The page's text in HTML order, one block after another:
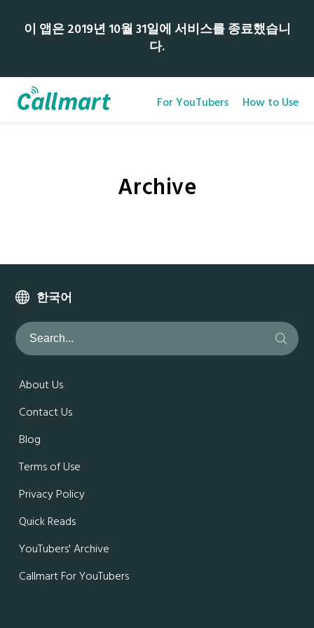
이 앱은 2019년 10월 31일에 서비스를 종료했습니
다.
For YouTubers How to Use
Archive
한국어
About Us
Contact Us
Blog
Terms of Use
Privacy Policy
Quick Reads
YouTubers' Archive
Callmart For YouTubers